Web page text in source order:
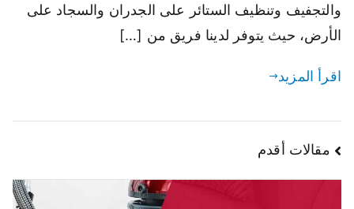
والتجفيف وتنظيف الستائر على الجدران والسجاد على
الأرض، حيث يتوفر لدينا فريق من […]
اقرأ المزيد
مقالات أقدم